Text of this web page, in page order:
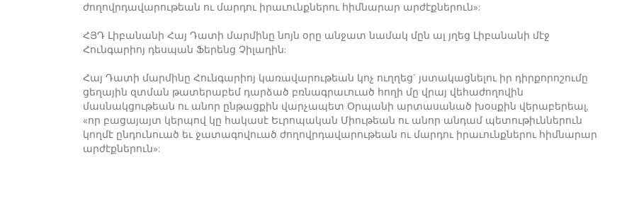
ժողովրդավարութեան ու մարդու իրաւունքներու հիմնարար արժէքներուն»:
ՀՅԴ Լիբանանի Հայ Դատի մարմինը նոյն օրը անջատ նամակ մըն ալ յղեց Լիբանանի մէջ
Հունգարիոյ դեսպան Ֆերենց Չիլաղին:
Հայ Դատի մարմինը Հունգարիոյ կառավարութեան կոչ ուղղեց` յստակացնելու իր դիրքորոշումը
ցեղային զտման թատերաբեմ դարձած բռնագրաւուած հողի մը վրայ վեհաժողովին
մասնակցութեան ու անոր ընթացքին վարչապետ Օրպանի արտասանած խօսքին վերաբերեալ,
«որ բացայայտ կերպով կը հակասէ Եւրոպական Միութեան ու անոր անդամ պետութիւններուն
կողմէ ընդունուած եւ ջատագովուած ժողովրդավարութեան ու մարդու իրաւունքներու հիմնարար
արժէքներուն»: